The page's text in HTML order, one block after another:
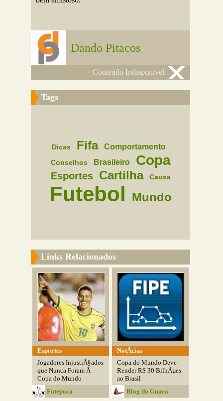
Dando Pitacos
Conteúdo Indisponível
Tags
Dicas Fifa Comportamento
Conselhos Brasileiro Copa
Esportes Cartilha Causa
Futebol Mundo
Links Relacionados
Esportes
Jogadores InjustiÃ§ados
que Nunca Foram Ã
Copa do Mundo
Futepoca
NotÃ­cias
Copa do Mundo Deve
Render R$ 30 BilhÃµes
ao Brasil
Blog do Guara